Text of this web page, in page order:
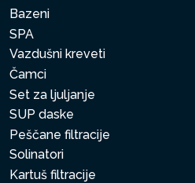
Bazeni
SPA
Vazdušni kreveti
Čamci
Set za ljuljanje
SUP daske
Peščane filtracije
Solinatori
Kartuš filtracije